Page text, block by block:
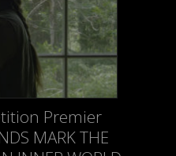
Premier
MARK THE